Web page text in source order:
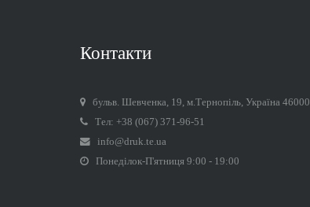
Контакти
бульв. Шевченка, 19, м.Тернопіль, Україна 46000
Тел: +38 (067) 371-96-51
info@druk.te.ua
Понеділок-П'ятниця 9:00 - 19:00